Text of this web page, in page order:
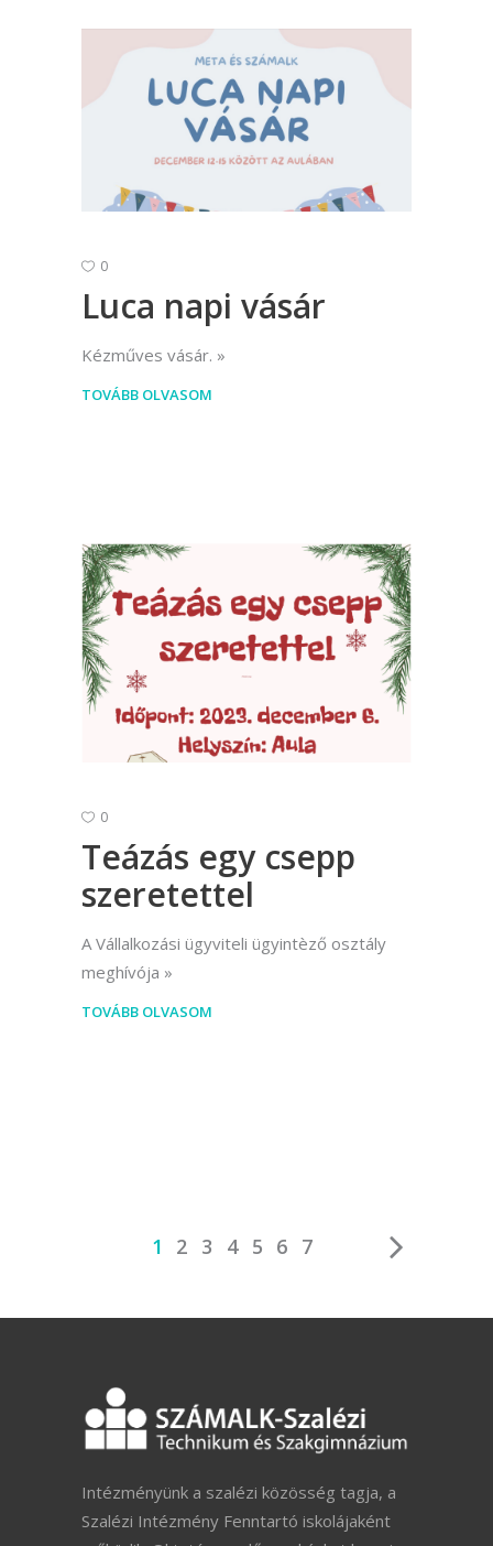
0
Luca napi vásár
Kézműves vásár.
TOVÁBB OLVASOM
0
Teázás egy csepp
szeretettel
A Vállalkozási ügyviteli ügyintèző osztály
meghívója
TOVÁBB OLVASOM
Intézményünk a szalézi közösség tagja, a